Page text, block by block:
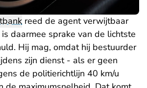
reed de agent verwijtbaar
daarmee sprake van de lichtste
Hij mag, omdat hij bestuurder
zijn dienst - als er geen
de politierichtlijn 40 km/u